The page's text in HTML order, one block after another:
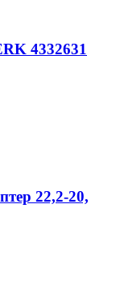
4332631
22,2-20,